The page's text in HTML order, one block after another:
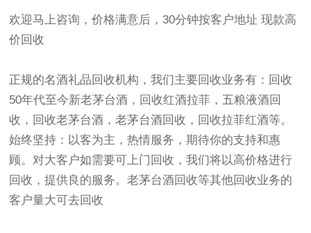
欢迎马上咨询，价格满意后，30分钟按客户地址 现款高
价回收
正规的名酒礼品回收机构，我们主要回收业务有：回收
50年代至今新老茅台酒，回收红酒拉菲，五粮液酒回
收，回收老茅台酒，老茅台酒回收，回收拉菲红酒等。
始终坚持：以客为主，热情服务，期待你的支持和惠
顾。对大客户如需要可上门回收，我们将以高价格进行
回收，提供良的服务。老茅台酒回收等其他回收业务的
客户量大可去回收